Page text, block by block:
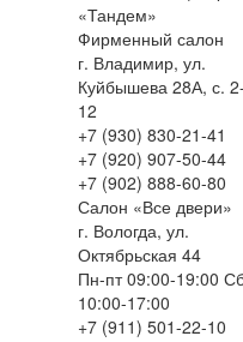
«Тандем»
Фирменный салон
г. Владимир, ул.
Куйбышева 28А, с.
12
+7 (930) 830-21-41
+7 (920) 907-50-44
+7 (902) 888-60-80
Салон «Все двери»
г. Вологда, ул.
Октябрьская 44
Пн-пт 09:00-19:00
10:00-17:00
+7 (911) 501-22-10